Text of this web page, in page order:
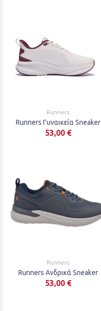
Runners
Runners Γυναικεία Sneaker
53,00 €
Runners
Runners Ανδρικά Sneaker
53,00 €